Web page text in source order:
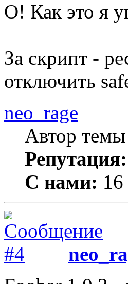
О! Как это я
За скрипт -
отключить
neo_rage
Автор темы
Репутация:
С нами: